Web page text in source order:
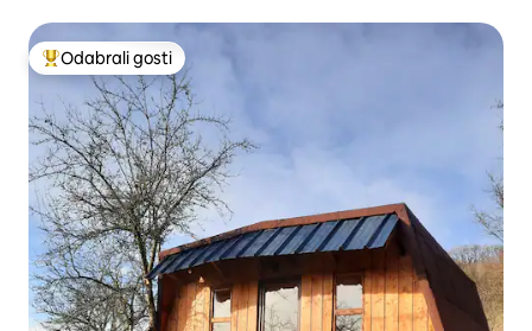
Među najviše rangiranima s oznakom „Odabrali gosti”
Odabrali gosti